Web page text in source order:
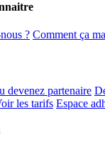
? Comment ça
devenez partenaire
les tarifs Espace